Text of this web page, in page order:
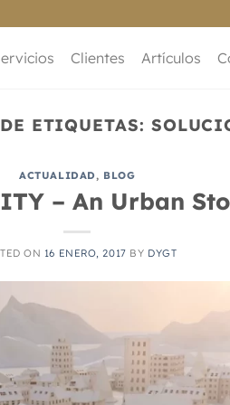
Clientes Artículos
ETIQUETAS:
ACTUALIDAD, BLOG
– An Urban
ON 16 ENERO, 2017 BY DYGT